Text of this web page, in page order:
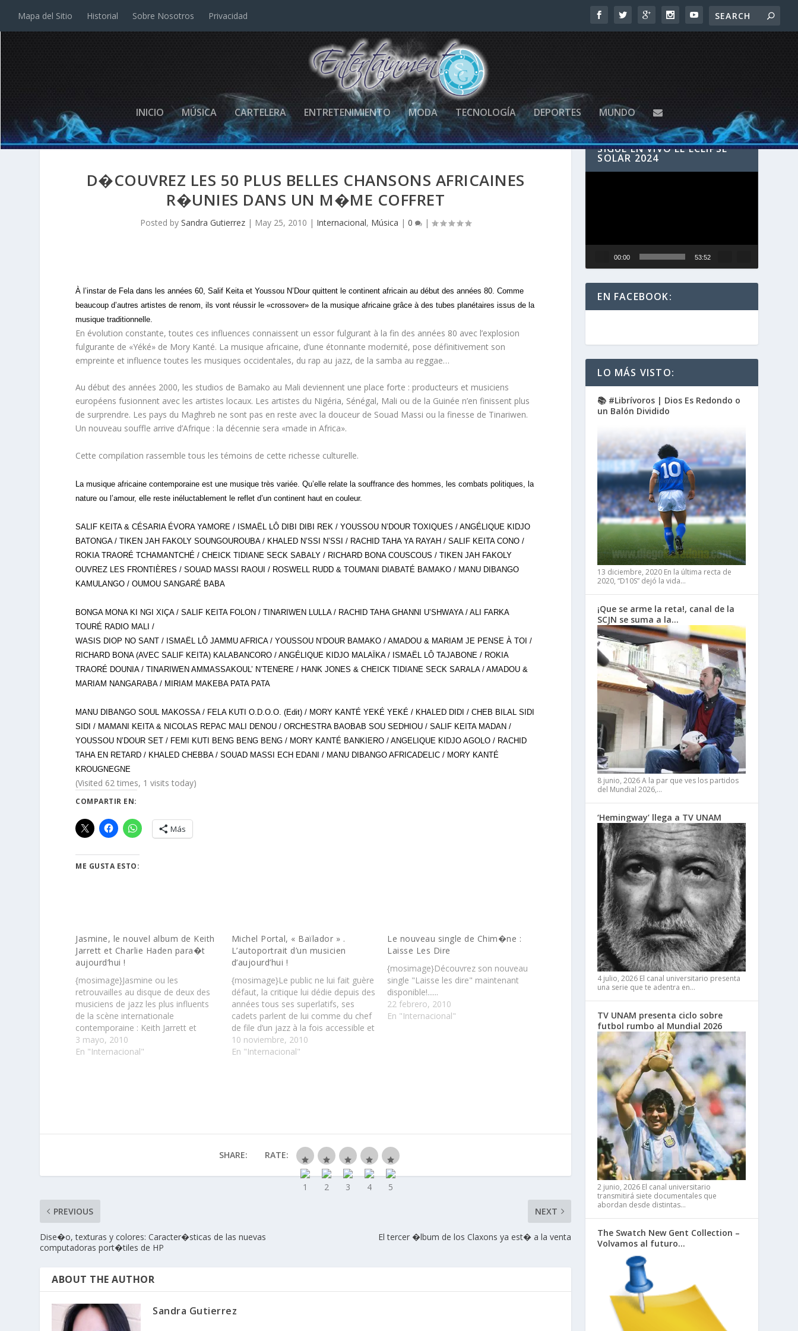
Mapa del Sitio Historial Sobre Nosotros Privacidad
INICIO MÚSICA CARTELERA ENTRETENIMIENTO MODA TECNOLOGÍA DEPORTES MUNDO
D�COUVREZ LES 50 PLUS BELLES CHANSONS AFRICAINES
R�UNIES DANS UN M�ME COFFRET
Posted bySandra Gutierrez | May 25, 2010 | Internacional, Música |0 |
À l’instar de Fela dans les années 60, Salif Keita et Youssou N’Dour quittent le continent africain au début des années 80.Comme
beaucoup d’autres artistes de renom, ils vont réussir le «crossover» de la musique africaine grâce à des tubes planétaires issus de la
musique traditionnelle.
En évolution constante, toutes ces influences connaissent un essor fulgurant à la fin des années 80 avec l’explosion
fulgurante de «Yéké» de Mory Kanté. La musique africaine, d’une étonnante modernité, pose définitivement son
empreinte et influence toutes les musiques occidentales, du rap au jazz, de la samba au reggae…
Au début des années 2000, les studios de Bamako au Mali deviennent une place forte : producteurs et musiciens
européens fusionnent avec les artistes locaux. Les artistes du Nigéria, Sénégal, Mali ou de la Guinée n’en finissent plus
de surprendre. Les pays du Maghreb ne sont pas en reste avec la douceur de Souad Massi ou la finesse de Tinariwen.
Un nouveau souffle arrive d’Afrique : la décennie sera «made in Africa».
Cette compilation rassemble tous les témoins de cette richesse culturelle.
La musique africaine contemporaine est une musique très variée. Qu’elle relate la souffrance des hommes, les combats politiques, la
nature ou l’amour, elle reste inéluctablement le reflet d’un continent haut en couleur.
SALIF KEITA & CÉSARIA ÉVORA YAMORE / ISMAËL LÔ DIBI DIBI REK / YOUSSOU N’DOUR TOXIQUES / ANGÉLIQUE KIDJO
BATONGA / TIKEN JAH FAKOLY SOUNGOUROUBA / KHALED N’SSI N’SSI / RACHID TAHA YA RAYAH / SALIF KEITA CONO /
ROKIA TRAORÉ TCHAMANTCHÉ / CHEICK TIDIANE SECK SABALY / RICHARD BONA COUSCOUS / TIKEN JAH FAKOLY
OUVREZ LES FRONTIÈRES / SOUAD MASSI RAOUI / ROSWELL RUDD & TOUMANI DIABATÉ BAMAKO / MANU DIBANGO
KAMULANGO / OUMOU SANGARÉ BABA
BONGA MONA KI NGI XIÇA / SALIF KEITA FOLON / TINARIWEN LULLA / RACHID TAHA GHANNI U’SHWAYA / ALI FARKA
TOURÉ RADIO MALI /
WASIS DIOP NO SANT / ISMAËL LÔ JAMMU AFRICA / YOUSSOU N’DOUR BAMAKO / AMADOU & MARIAM JE PENSE À TOI /
RICHARD BONA (AVEC SALIF KEITA) KALABANCORO / ANGÉLIQUE KIDJO MALAÏKA / ISMAËL LÔ TAJABONE / ROKIA
TRAORÉ DOUNIA / TINARIWEN AMMASSAKOUL’ N’TENERE / HANK JONES & CHEICK TIDIANE SECK SARALA / AMADOU &
MARIAM NANGARABA / MIRIAM MAKEBA PATA PATA
MANU DIBANGO SOUL MAKOSSA / FELA KUTI O.D.O.O. (Edit) / MORY KANTÉ YEKÉ YEKÉ / KHALED DIDI / CHEB BILAL SIDI
SIDI / MAMANI KEITA & NICOLAS REPAC MALI DENOU / ORCHESTRA BAOBAB SOU SEDHIOU / SALIF KEITA MADAN /
YOUSSOU N’DOUR SET / FEMI KUTI BENG BENG BENG / MORY KANTÉ BANKIERO / ANGELIQUE KIDJO AGOLO / RACHID
TAHA EN RETARD / KHALED CHEBBA / SOUAD MASSI ECH EDANI / MANU DIBANGO AFRICADELIC / MORY KANTÉ
KROUGNEGNE
(Visited 62 times, 1 visits today)
COMPARTIR EN:
Más
ME GUSTA ESTO:
Jasmine, le nouvel album de Keith
Jarrett et Charlie Haden para�t
aujourd’hui !
{mosimage}Jasmine ou les
retrouvailles au disque de deux des
musiciens de jazz les plus influents
de la scène internationale
contemporaine : Keith Jarrett et
Charlie Haden……
3 mayo, 2010
En "Internacional"
Michel Portal, « Baïlador » .
L’autoportrait d’un musicien
d’aujourd’hui !
{mosimage}Le public ne lui fait guère
défaut, la critique lui dédie depuis des
années tous ses superlatifs, ses
cadets parlent de lui comme du chef
de file d’un jazz à la fois accessible et
exigeant, ses pairs avouent
volontiers combien sa boulimie
10 noviembre, 2010
En "Internacional"
Le nouveau single de Chim�ne :
Laisse Les Dire
{mosimage}Découvrez son nouveau
single "Laisse les dire" maintenant
disponible!......
22 febrero, 2010
En "Internacional"
SHARE: RATE:
PREVIOUS
Dise�o, texturas y colores: Caracter�sticas de las nuevas
computadoras port�tiles de HP
NEXT
El tercer �lbum de los Claxons ya est� a la venta
ABOUT THE AUTHOR
Sandra Gutierrez
SIGUE EN VIVO EL ECLIPSE
SOLAR 2024
00:00 53:52
EN FACEBOOK:
LO MÁS VISTO:
📚 #Librívoros | Dios Es Redondo o
un Balón Dividido
13 diciembre, 2020 En la última recta de
2020, “D10S” dejó la vida…
¡Que se arme la reta!, canal de la
SCJN se suma a la…
8 junio, 2026A la par que ves los partidos
del Mundial 2026,…
‘Hemingway’ llega a TV UNAM
4 julio, 2026 El canal universitario presenta
una serie que te adentra en…
TV UNAM presenta ciclo sobre
futbol rumbo al Mundial 2026
2 junio, 2026 El canal universitario
transmitirá siete documentales que
abordan desde distintas…
The Swatch New Gent Collection –
Volvamos al futuro…